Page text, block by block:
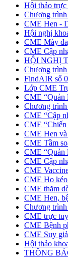
Hội thảo
Chương
CME Hen -
Hội nghị
CME Mày
CME Cập
HỘI NGHỊ
Chương trình
FindAIR số
Lớp CME
CME “Quản
Chương
CME “Cập
CME “Chiến
CME Hen và
CME Tầm
CME “Quản
CME Cập
CME
CME Ho kéo
CME thăm
CME Hen,
Chương
CME trực
CME Bệnh
CME Suy
Hội thảo
THÔNG